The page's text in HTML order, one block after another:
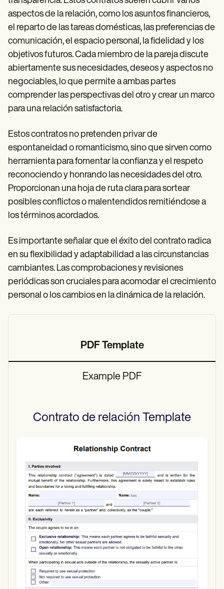
aspectos de la relación, como los asuntos financieros,
el reparto de las tareas domésticas, las preferencias de
comunicación, el espacio personal, la fidelidad y los
objetivos futuros. Cada miembro de la pareja discute
abiertamente sus necesidades, deseos y aspectos no
negociables, lo que permite a ambas partes
comprender las perspectivas del otro y crear un marco
para una relación satisfactoria.
Estos contratos no pretenden privar de
espontaneidad o romanticismo, sino que sirven como
herramienta para fomentar la confianza y el respeto
reconociendo y honrando las necesidades del otro.
Proporcionan una hoja de ruta clara para sortear
posibles conflictos o malentendidos remitiéndose a
los términos acordados.
Es importante señalar que el éxito del contrato radica
en su flexibilidad y adaptabilidad a las circunstancias
cambiantes. Las comprobaciones y revisiones
periódicas son cruciales para acomodar el crecimiento
personal o los cambios en la dinámica de la relación.
PDF Template
Example PDF
Contrato de relación Template
Use Template
Download